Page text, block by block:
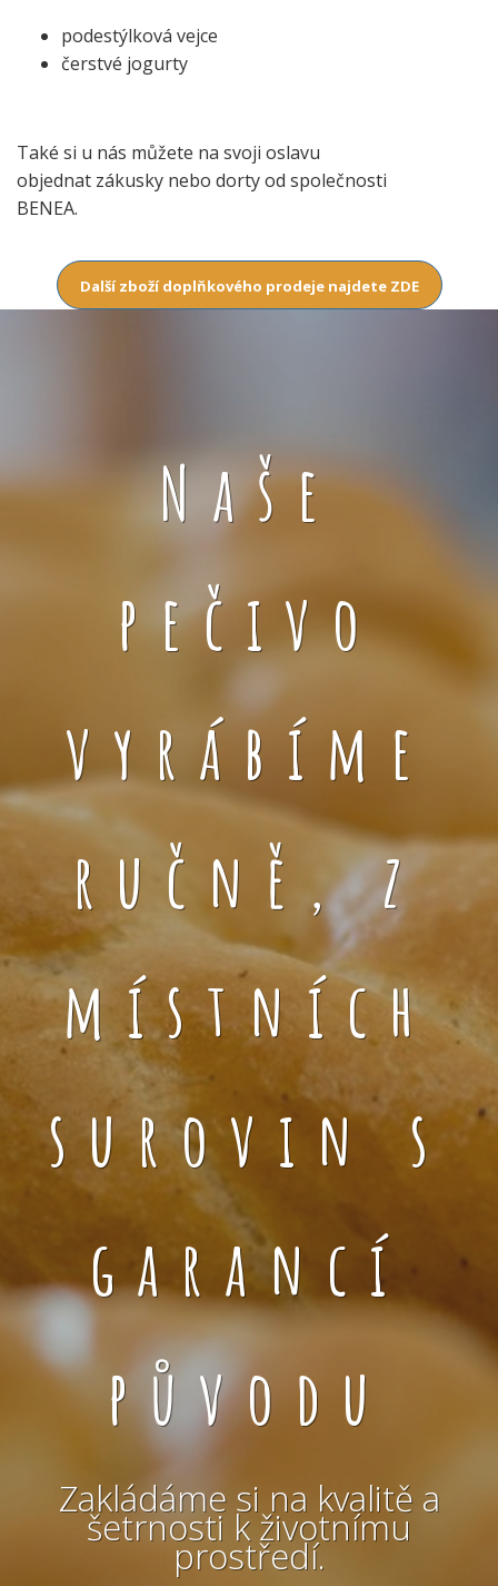
podestýlková vejce
čerstvé jogurty
Také si u nás můžete na svoji oslavu
objednat zákusky nebo dorty od společnosti
BENEA.
Další zboží doplňkového prodeje najdete ZDE
Naše
pečivo
vyrábíme
ručně, z
místních
surovin s
garancí
původu
Zakládáme si na kvalitě a
šetrnosti k životnímu
prostředí.